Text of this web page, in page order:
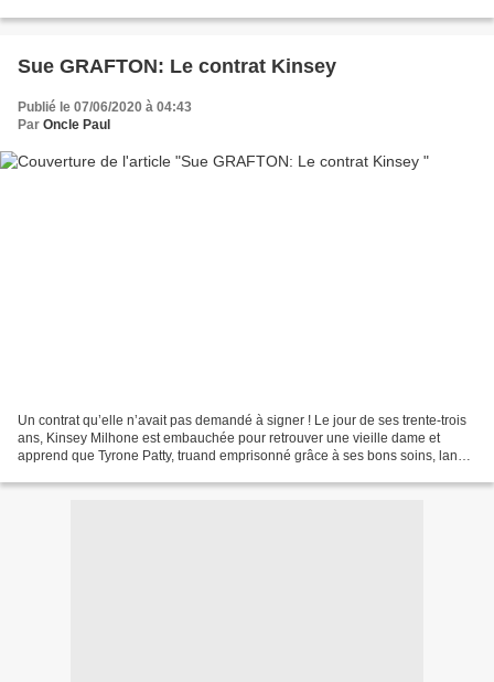
Roland Sadaune, artiste peintre, romancier, nouvelliste et cinéphile averti.
Sue GRAFTON: Le contrat Kinsey
Publié le 07/06/2020 à 04:43
Par Oncle Paul
Un contrat qu’elle n’avait pas demandé à signer ! Le jour de ses trente-trois
ans, Kinsey Milhone est embauchée pour retrouver une vieille dame et
apprend que Tyrone Patty, truand emprisonné grâce à ses bons soins, lance